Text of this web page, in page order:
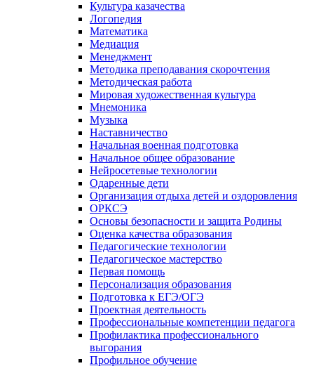
Культура казачества
Логопедия
Математика
Медиация
Менеджмент
Методика преподавания скорочтения
Методическая работа
Мировая художественная культура
Мнемоника
Музыка
Наставничество
Начальная военная подготовка
Начальное общее образование
Нейросетевые технологии
Одаренные дети
Организация отдыха детей и оздоровления
ОРКСЭ
Основы безопасности и защита Родины
Оценка качества образования
Педагогические технологии
Педагогическое мастерство
Первая помощь
Персонализация образования
Подготовка к ЕГЭ/ОГЭ
Проектная деятельность
Профессиональные компетенции педагога
Профилактика профессионального
выгорания
Профильное обучение